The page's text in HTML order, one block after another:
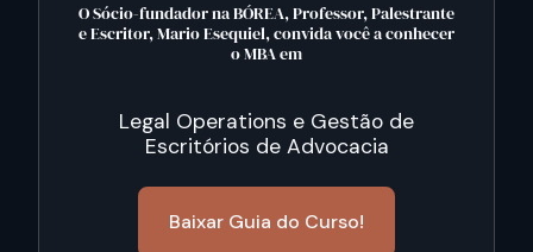
O Sócio-fundador na BÓREA, Professor, Palestrante
e Escritor, Mario Esequiel, convida você a conhecer
o MBA em
Legal Operations e Gestão de
Escritórios de Advocacia
Baixar Guia do Curso!